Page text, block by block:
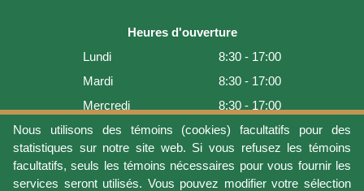
Nous utilisons des témoins (cookies) facultatifs pour des
statistiques sur notre site web. Si vous refusez les témoins
facultatifs, seuls les témoins nécessaires pour vous fournir les
services seront utilisés. Vous pouvez modifier votre sélection
Heures d'ouverture
Lundi
8:30 - 17:00
Mardi
8:30 - 17:00
Mercredi
8:30 - 17:00
Jeudi
8:30 - 17:00
Vendredi
8:30 - 17:00
Samedi
9:00 - 16:00